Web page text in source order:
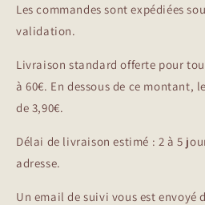
Les commandes sont expédiées
validation.
Livraison standard offerte pour
à 60€. En dessous de ce montant,
de 3,90€.
Délai de livraison estimé : 2 à 5
adresse.
Un email de suivi vous est envoyé